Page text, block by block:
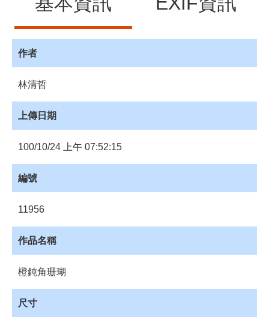
會
員
專
館
員
網
站
購
作者
林清哲
上傳日期
100/10/24 上午 07:52:15
編號
11956
作品名稱
橙鈍角珊瑚
尺寸